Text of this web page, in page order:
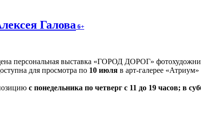
Галова 6+
персональная выставка «ГОРОД ДОРОГ»
для просмотра по 10 июля в арт-галерее
с понедельника по четверг с 11 до 19 часов; в